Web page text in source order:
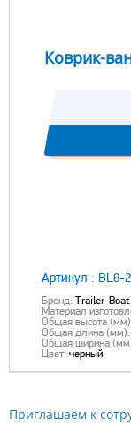
Коврик-
Артикул : BL8-
Бренд: Trailer-Boat
Материал
Общая высота
Общая длина (мм):
Общая ширина
Цвет: черный
Приглашаем к